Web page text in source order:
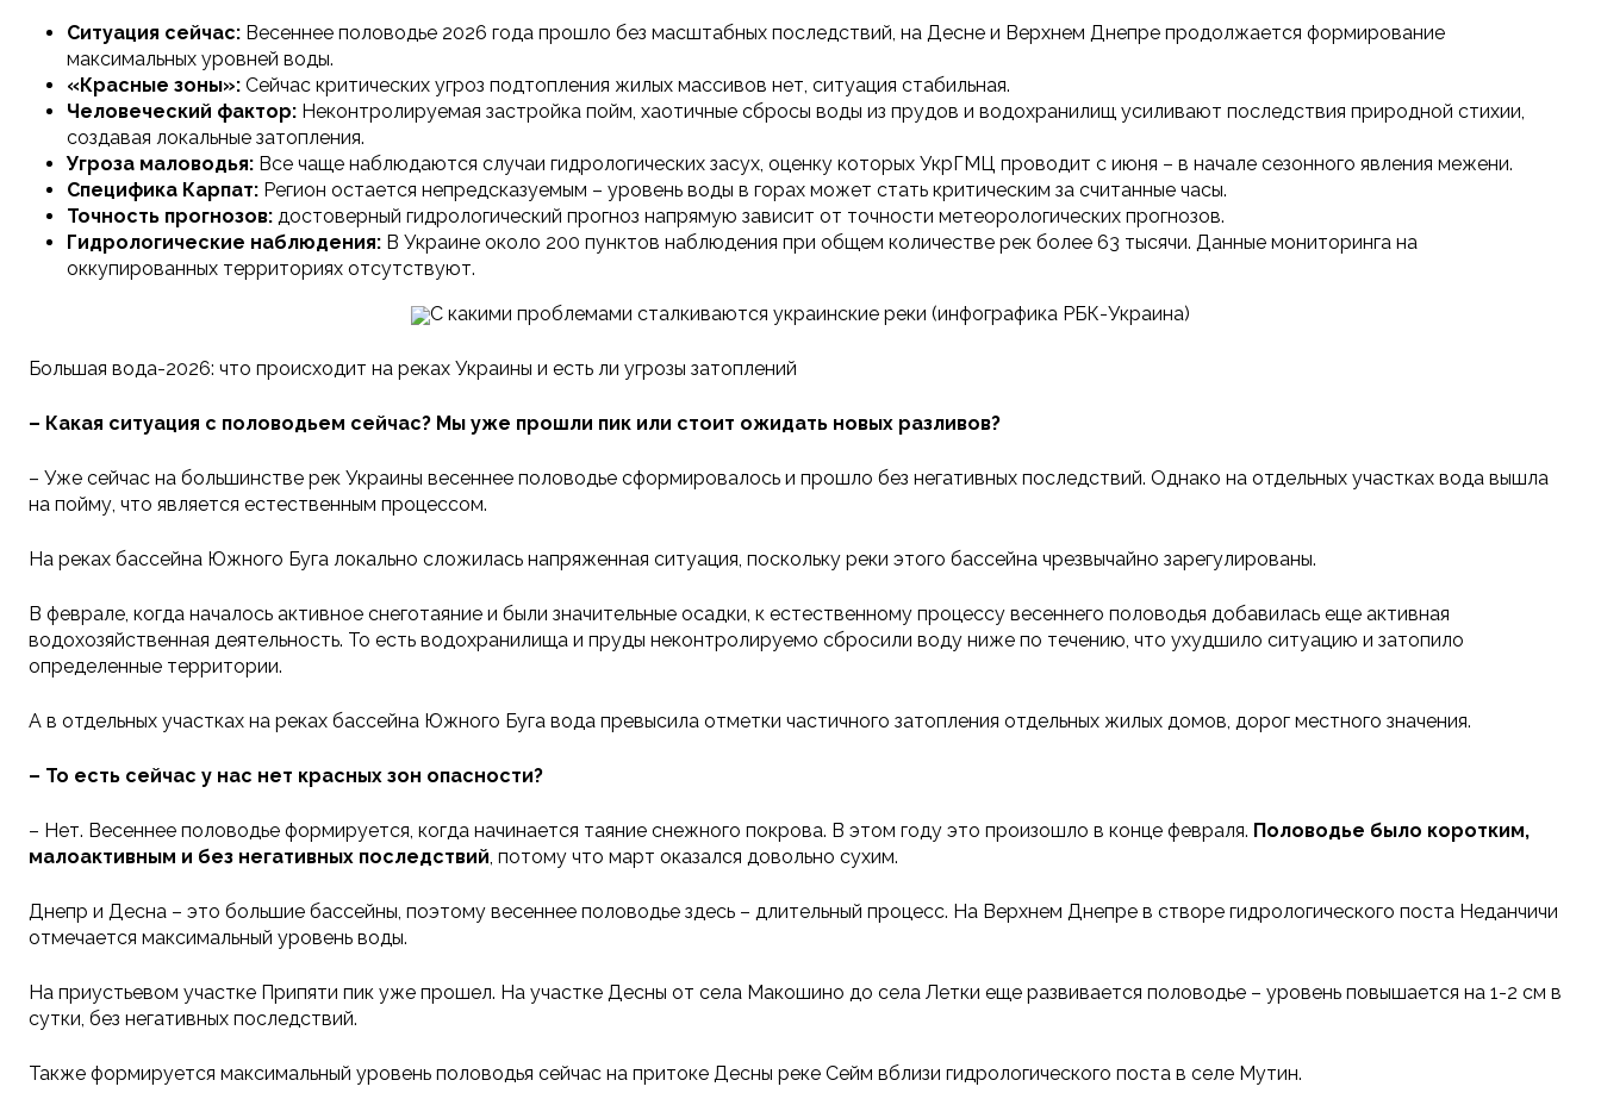
Ситуация сейчас: Весеннее половодье 2026 года прошло без масштабных последствий, на Десне и Верхнем Днепре продолжается формирование
максимальных уровней воды.
«Красные зоны»: Сейчас критических угроз подтопления жилых массивов нет, ситуация стабильная.
Человеческий фактор: Неконтролируемая застройка пойм, хаотичные сбросы воды из прудов и водохранилищ усиливают последствия природной стихии,
создавая локальные затопления.
Угроза маловодья: Все чаще наблюдаются случаи гидрологических засух, оценку которых УкрГМЦ проводит с июня – в начале сезонного явления межени.
Специфика Карпат: Регион остается непредсказуемым – уровень воды в горах может стать критическим за считанные часы.
Точность прогнозов: достоверный гидрологический прогноз напрямую зависит от точности метеорологических прогнозов.
Гидрологические наблюдения: В Украине около 200 пунктов наблюдения при общем количестве рек более 63 тысячи. Данные мониторинга на
оккупированных территориях отсутствуют.
С какими проблемами сталкиваются украинские реки (инфографика РБК-Украина)
Большая вода-2026: что происходит на реках Украины и есть ли угрозы затоплений
– Какая ситуация с половодьем сейчас? Мы уже прошли пик или стоит ожидать новых разливов?
– Уже сейчас на большинстве рек Украины весеннее половодье сформировалось и прошло без негативных последствий. Однако на отдельных участках вода вышла
на пойму, что является естественным процессом.
На реках бассейна Южного Буга локально сложилась напряженная ситуация, поскольку реки этого бассейна чрезвычайно зарегулированы.
В феврале, когда началось активное снеготаяние и были значительные осадки, к естественному процессу весеннего половодья добавилась еще активная
водохозяйственная деятельность. То есть водохранилища и пруды неконтролируемо сбросили воду ниже по течению, что ухудшило ситуацию и затопило
определенные территории.
А в отдельных участках на реках бассейна Южного Буга вода превысила отметки частичного затопления отдельных жилых домов, дорог местного значения.
– То есть сейчас у нас нет красных зон опасности?
– Нет. Весеннее половодье формируется, когда начинается таяние снежного покрова. В этом году это произошло в конце февраля. Половодье было коротким,
малоактивным и без негативных последствий, потому что март оказался довольно сухим.
Днепр и Десна – это большие бассейны, поэтому весеннее половодье здесь – длительный процесс. На Верхнем Днепре в створе гидрологического поста Неданчичи
отмечается максимальный уровень воды.
На приустьевом участке Припяти пик уже прошел. На участке Десны от села Макошино до села Летки еще развивается половодье – уровень повышается на 1-2 см в
сутки, без негативных последствий.
Также формируется максимальный уровень половодья сейчас на притоке Десны реке Сейм вблизи гидрологического поста в селе Мутин.